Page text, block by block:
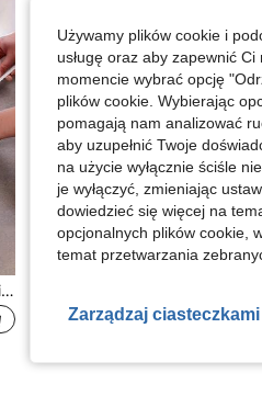
Wodoodporna taśma uszczelniająca do szczelin i narożników w kuchni, łazience i toalecie, o wysokiej przyczepności, przeciwpleśniowa i odporna na tłuszcz, samoprzylepna naklejka uszczelniająca do szczelin, odporna na wilgoć, odpowiednia do wanny, narożników ścian i zlewu
12 Left
Używamy plików cookie i
usługę oraz aby zapewnić
momencie wybrać opcję
plików cookie. Wybierając
pomagają nam analizować
aby uzupełnić Twoje
na użycie wyłącznie ściśle
je wyłączyć, zmieniając
dowiedzieć się więcej na
opcjonalnych plików cookie,
temat przetwarzania
Zarządzaj ciasteczkami